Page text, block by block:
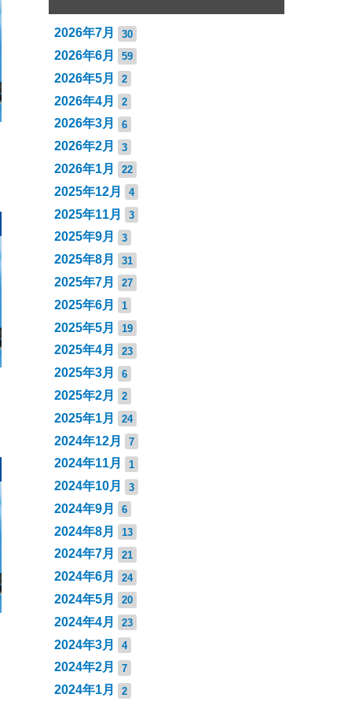
2026年7月 30
2026年6月 59
2026年5月 2
2026年4月 2
2026年3月 6
2026年2月 3
2026年1月 22
2025年12月 4
2025年11月 3
2025年9月 3
2025年8月 31
2025年7月 27
2025年6月 1
2025年5月 19
2025年4月 23
2025年3月 6
2025年2月 2
2025年1月 24
2024年12月 7
2024年11月 1
2024年10月 3
2024年9月 6
2024年8月 13
2024年7月 21
2024年6月 24
2024年5月 20
2024年4月 23
2024年3月 4
2024年2月 7
2024年1月 2